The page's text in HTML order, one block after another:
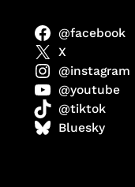
@facebook
X
@instagram
@youtube
@tiktok
Bluesky